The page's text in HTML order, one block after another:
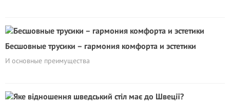
Бесшовные трусики – гармония комфорта и эстетики
И основные преимущества